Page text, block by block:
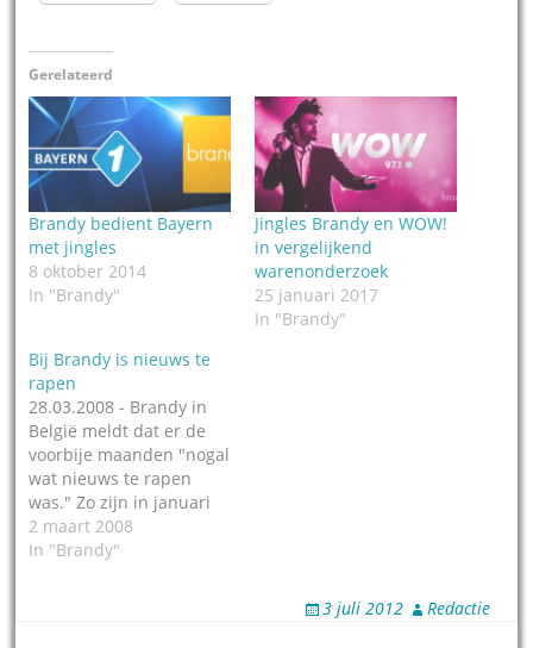
Gerelateerd
Brandy bedient Bayern
met jingles
8 oktober 2014
In "Brandy"
Jingles Brandy en WOW!
in vergelijkend
warenonderzoek
25 januari 2017
In "Brandy"
Bij Brandy is nieuws te
rapen
28.03.2008 - Brandy in
België meldt dat er de
voorbije maanden "nogal
wat nieuws te rapen
was." Zo zijn in januari
nieuwe jingles geleverd
aan Radio Donna (het
2 maart 2008
In "Brandy"
3 juli 2012 Redactie